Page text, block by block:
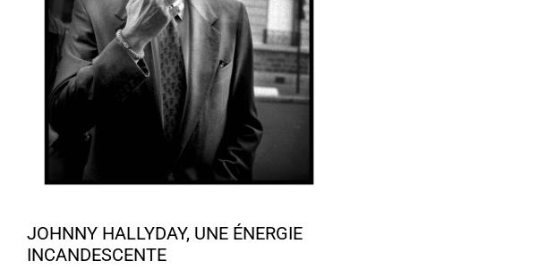
JOHNNY HALLYDAY, UNE ÉNERGIE
INCANDESCENTE